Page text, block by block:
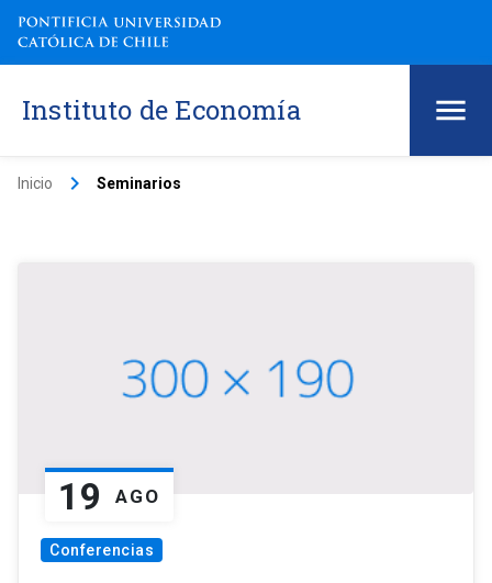
Instituto de Economía
Inicio keyboard_arrow_right Seminarios
19 AGO
Conferencias